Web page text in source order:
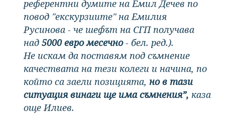
референтни думите на Емил Дечев по
повод "екскурзиите" на Емилия
Русинова - че шефът на СГП получава
над 5000 евро месечно- бел. ред.).
Не искам да поставям под съмнение
качествата на тези колеги и начина, по
който са заели позицията, но в тази
ситуация винаги ще има съмнения”, каза
още Илиев.